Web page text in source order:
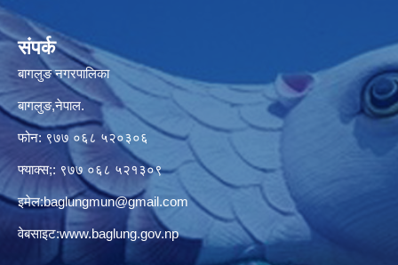
संपर्क
बागलुङ नगरपालिका
बागलुङ,नेपाल.
फोन: ९७७ ०६८ ५२०३०६
फ्याक्स;: ९७७ ०६८ ५२१३०९
इमेल:baglungmun@gmail.com
वेबसाइट:www.baglung.gov.np